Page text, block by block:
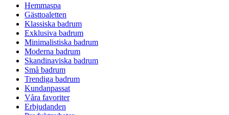
Hemmaspa
Gästtoaletten
Klassiska badrum
Exklusiva badrum
Minimalistiska badrum
Moderna badrum
Skandinaviska badrum
Små badrum
Trendiga badrum
Kundanpassat
Våra favoriter
Erbjudanden